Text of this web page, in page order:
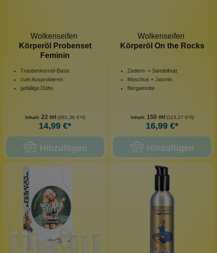
Wolkenseifen
Körperöl Probenset
Feminin
Traubenkernöl-Basis
zum Ausprobieren
gefällige Düfte
Inhalt: 22 ml (681,36 €*/l)
14,99 €*
Hinzufügen
Wolkenseifen
Körperöl On the Rocks
Zedern- + Sandelholz
Moschus + Jasmin
Bergamotte
Inhalt: 150 ml (113,27 €*/l)
16,99 €*
Hinzufügen